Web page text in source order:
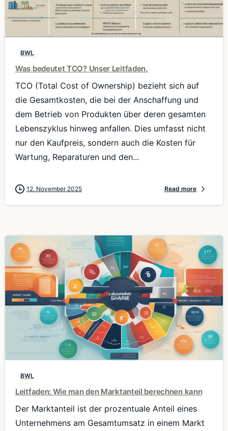
0
BWL
Was bedeutet TCO? Unser Leitfaden.
TCO (Total Cost of Ownership) bezieht sich auf
die Gesamtkosten, die bei der Anschaffung und
dem Betrieb von Produkten über deren gesamten
Lebenszyklus hinweg anfallen. Dies umfasst nicht
nur den Kaufpreis, sondern auch die Kosten für
Wartung, Reparaturen und den...
12. November 2025 Read more
0
BWL
Leitfaden: Wie man den Marktanteil berechnen kann
Der Marktanteil ist der prozentuale Anteil eines
Unternehmens am Gesamtumsatz in einem Markt